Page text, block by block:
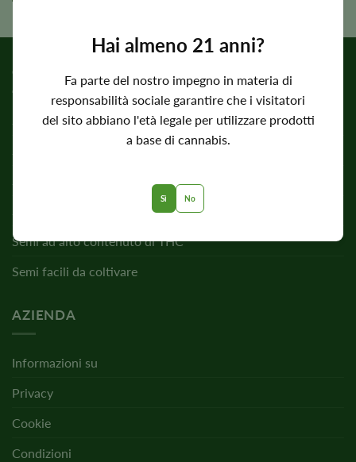
Hai almeno 21 anni?
Fa parte del nostro impegno in materia di
responsabilità sociale garantire che i visitatori
del sito abbiano l'età legale per utilizzare prodotti
a base di cannabis.
Sì No
COLLEZIONI DI SEMI
Semi femminizzati
Semi ad alto contenuto di THC
Semi facili da coltivare
AZIENDA
Informazioni su
Privacy
Cookie
Condizioni